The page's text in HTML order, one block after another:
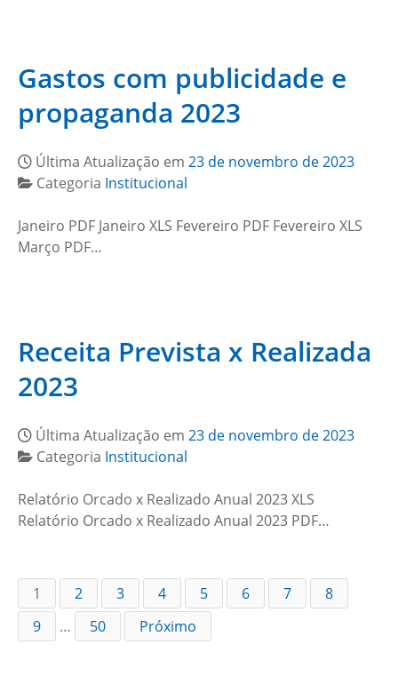
Gastos com publicidade e
propaganda 2023
Última Atualização em 23 de novembro de 2023
Categoria Institucional
Janeiro PDF Janeiro XLS Fevereiro PDF Fevereiro XLS
Março PDF…
Receita Prevista x Realizada
2023
Última Atualização em 23 de novembro de 2023
Categoria Institucional
Relatório Orcado x Realizado Anual 2023 XLS
Relatório Orcado x Realizado Anual 2023 PDF…
1 2 3 4 5 6 7
8
9
… 50 Próximo